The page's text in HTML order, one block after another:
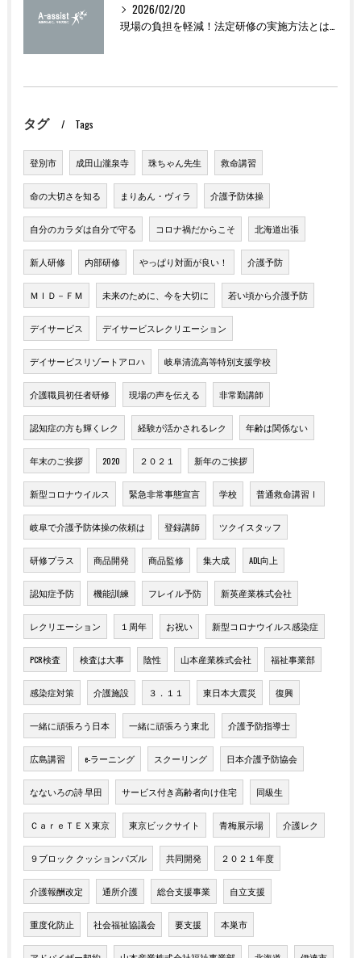
2026/02/20
現場の負担を軽減！法定研修の実施方法とは？
タグ Tags
登別市 成田山瀧泉寺 珠ちゃん先生 救命講習
命の大切さを知る まりあん・ヴィラ 介護予防体操
自分のカラダは自分で守る コロナ禍だからこそ 北海道出張
新人研修 内部研修 やっぱり対面が良い！ 介護予防
ＭＩＤ－ＦＭ 未来のために、今を大切に 若い頃から介護予防
デイサービス デイサービスレクリエーション
デイサービスリゾートアロハ 岐阜清流高等特別支援学校
介護職員初任者研修 現場の声を伝える 非常勤講師
認知症の方も輝くレク 経験が活かされるレク 年齢は関係ない
年末のご挨拶 2020 ２０２１ 新年のご挨拶
新型コロナウイルス 緊急非常事態宣言 学校 普通救命講習Ⅰ
岐阜で介護予防体操の依頼は 登録講師 ツクイスタッフ
研修プラス 商品開発 商品監修 集大成 ADL向上
認知症予防 機能訓練 フレイル予防 新英産業株式会社
レクリエーション １周年 お祝い 新型コロナウイルス感染症
PCR検査 検査は大事 陰性 山本産業株式会社 福祉事業部
感染症対策 介護施設 ３．１１ 東日本大震災 復興
一緒に頑張ろう日本 一緒に頑張ろう東北 介護予防指導士
広島講習 e-ラーニング スクーリング 日本介護予防協会
なないろの詩 早田 サービス付き高齢者向け住宅 同級生
ＣａｒｅＴＥＸ東京 東京ビックサイト 青梅展示場 介護レク
９ブロック クッションパズル 共同開発 ２０２１年度
介護報酬改定 通所介護 総合支援事業 自立支援
重度化防止 社会福祉協議会 要支援 本巣市